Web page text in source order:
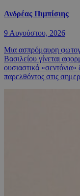
Ανδρέας Πιμπίσιης
9 Αυγούστου, 2026
Μια ασπρόμαυρη
Βασιλείου γίνεται
ουσιαστικά
παρελθόντος στις